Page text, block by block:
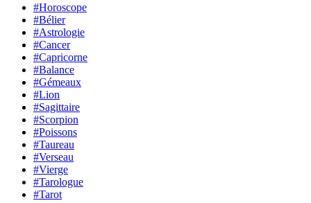
#Horoscope
#Bélier
#Astrologie
#Cancer
#Capricorne
#Balance
#Gémeaux
#Lion
#Sagittaire
#Scorpion
#Poissons
#Taureau
#Verseau
#Vierge
#Tarologue
#Tarot